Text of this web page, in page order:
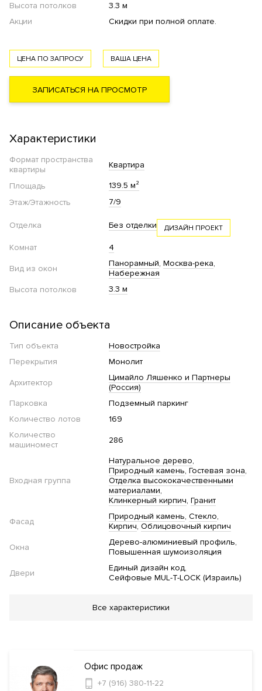
Высота потолков
3.3 м
Акции
Скидки при полной оплате.
ЦЕНА ПО ЗАПРОСУ ВАША ЦЕНА
ЗАПИСАТЬСЯ НА ПРОСМОТР
Характеристики
Формат пространства
квартиры
Квартира
Площадь
139.5 м²
Этаж/Этажность
7/9
Отделка Без отделки ДИЗАЙН ПРОЕКТ
Комнат 4
Вид из окон Панорамный Москва-река
Набережная
Высота потолков
3.3 м
Описание объекта
Тип объекта
Новостройка
Перекрытия
Монолит
Архитектор
Цимайло Ляшенко и Партнеры
(Россия)
Парковка
Подземный паркинг
Количество лотов
169
Количество
машиномест
286
Входная группа
Натуральное дерево
Природный камень Гостевая зона
Отделка высококачественными
материалами
Клинкерный кирпич Гранит
Фасад Природный камень Стекло
Кирпич Облицовочный кирпич
Окна
Дерево-алюминиевый профиль
Повышенная шумоизоляция
Двери
Единый дизайн код
Сейфовые MUL-T-LOCK (Израиль)
Инфраструктура в доме
Фитнес клуб Бассейн Спа-салон
Салон
Все характеристики
Офис продаж
+7 (916) 380-11-22